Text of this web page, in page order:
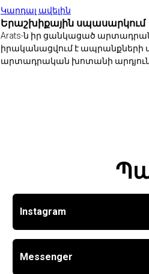
Կարդալ ավելին
Երաշխիքային սպասարկում
Arats-ն իր ցանկացած
իրականացվում է ապրանքների
արտադրական խոտանի
Instagram
Messenger